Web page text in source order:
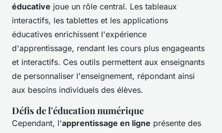
éducative joue un rôle central. Les tableaux
interactifs, les tablettes et les applications
éducatives enrichissent l'expérience
d'apprentissage, rendant les cours plus engageants
et interactifs. Ces outils permettent aux enseignants
de personnaliser l'enseignement, répondant ainsi
aux besoins individuels des élèves.
Défis de l'éducation numérique
Cependant, l'apprentissage en ligne présente des